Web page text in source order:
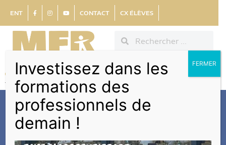
ENT CONTACT CX ÉLÈVES
Investissez dans les
formations des
professionnels de
demain !
FERMER